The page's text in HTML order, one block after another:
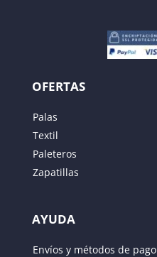
OFERTAS
Palas
Textil
Paleteros
Zapatillas
AYUDA
Envíos y métodos de pago